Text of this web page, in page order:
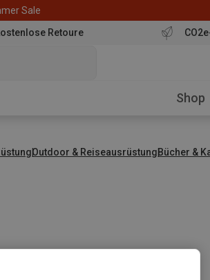
Sale
Retoure
Shop
Outdoor & ReiseausrüstungBücher &